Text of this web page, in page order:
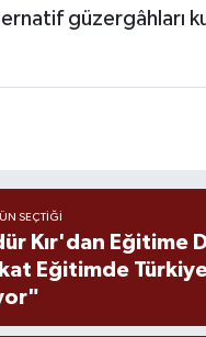
güzergâhları
SEÇTIĞI
Kır'dan Eğitime
Eğitimde